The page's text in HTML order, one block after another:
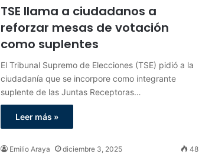
TSE llama a ciudadanos a
reforzar mesas de votación
como suplentes
El Tribunal Supremo de Elecciones (TSE) pidió a la
ciudadanía que se incorpore como integrante
suplente de las Juntas Receptoras…
Leer más »
Emilio Araya diciembre 3, 2025 48